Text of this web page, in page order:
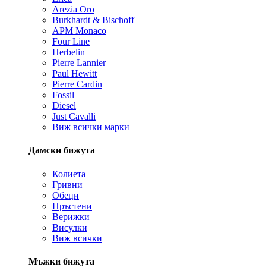
Arezia Oro
Burkhardt & Bischoff
APM Monaco
Four Line
Herbelin
Pierre Lannier
Paul Hewitt
Pierre Cardin
Fossil
Diesel
Just Cavalli
Виж всички марки
Дамски бижута
Колиета
Гривни
Обеци
Пръстени
Верижки
Висулки
Виж всички
Мъжки бижута